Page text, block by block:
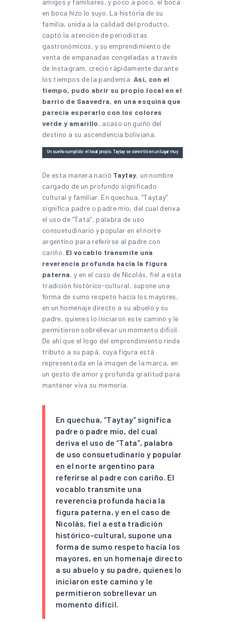
en boca hizo lo suyo. La historia de su
familia, unida a la calidad del producto,
captó la atención de periodistas
gastronómicos, y su emprendimiento de
venta de empanadas congeladas a través
de Instagram, creció rápidamente durante
los tiempos de la pandemia. Así, con el
tiempo, pudo abrir su propio local en el
barrio de Saavedra, en una esquina que
parecía esperarlo con los colores
verde y amarillo, acaso un guiño del
destino a su ascendencia boliviana.
Un sueño cumplido: el local propio. Taytay se convirtió en un lugar muy
De esta manera nació Taytay, un nombre
cargado de un profundo significado
cultural y familiar. En quechua, “Taytay”
significa padre o padre mío, del cual deriva
el uso de “Tata”, palabra de uso
consuetudinario y popular en el norte
argentino para referirse al padre con
cariño. El vocablo transmite una
reverencia profunda hacia la figura
paterna, y en el caso de Nicolás, fiel a esta
tradición histórico-cultural, supone una
forma de sumo respeto hacia los mayores,
en un homenaje directo a su abuelo y su
padre, quienes lo iniciaron este camino y le
permitieron sobrellevar un momento difícil.
De ahí que el logo del emprendimiento rinde
tributo a su papá, cuya figura está
representada en la imagen de la marca, en
un gesto de amor y profunda gratitud para
mantener viva su memoria.
En quechua, “Taytay” significa
padre o padre mío, del cual
deriva el uso de “Tata”, palabra
de uso consuetudinario y popular
en el norte argentino para
referirse al padre con cariño. El
vocablo transmite una
reverencia profunda hacia la
figura paterna, y en el caso de
Nicolás, fiel a esta tradición
histórico-cultural, supone una
forma de sumo respeto hacia los
mayores, en un homenaje directo
a su abuelo y su padre, quienes lo
iniciaron este camino y le
permitieron sobrellevar un
momento difícil.